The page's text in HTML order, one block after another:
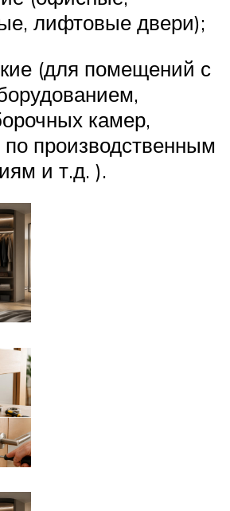
лифтовые двери);
(для помещений с
камер,
по производственным
и т.д. ).